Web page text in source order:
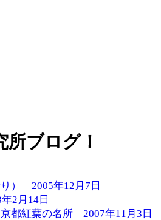
所ブログ！
） 2005年12月7日
2月14日
都紅葉の名所 2007年11月3日